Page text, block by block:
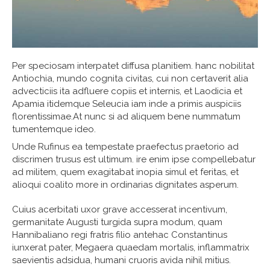
Per speciosam interpatet diffusa planitiem. hanc nobilitat
Antiochia, mundo cognita civitas, cui non certaverit alia
advecticiis ita adfluere copiis et internis, et Laodicia et
Apamia itidemque Seleucia iam inde a primis auspiciis
florentissimae.At nunc si ad aliquem bene nummatum
tumentemque ideo.
Unde Rufinus ea tempestate praefectus praetorio ad
discrimen trusus est ultimum. ire enim ipse compellebatur
ad militem, quem exagitabat inopia simul et feritas, et
alioqui coalito more in ordinarias dignitates asperum.
Cuius acerbitati uxor grave accesserat incentivum,
germanitate Augusti turgida supra modum, quam
Hannibaliano regi fratris filio antehac Constantinus
iunxerat pater, Megaera quaedam mortalis, inflammatrix
saevientis adsidua, humani cruoris avida nihil mitius.